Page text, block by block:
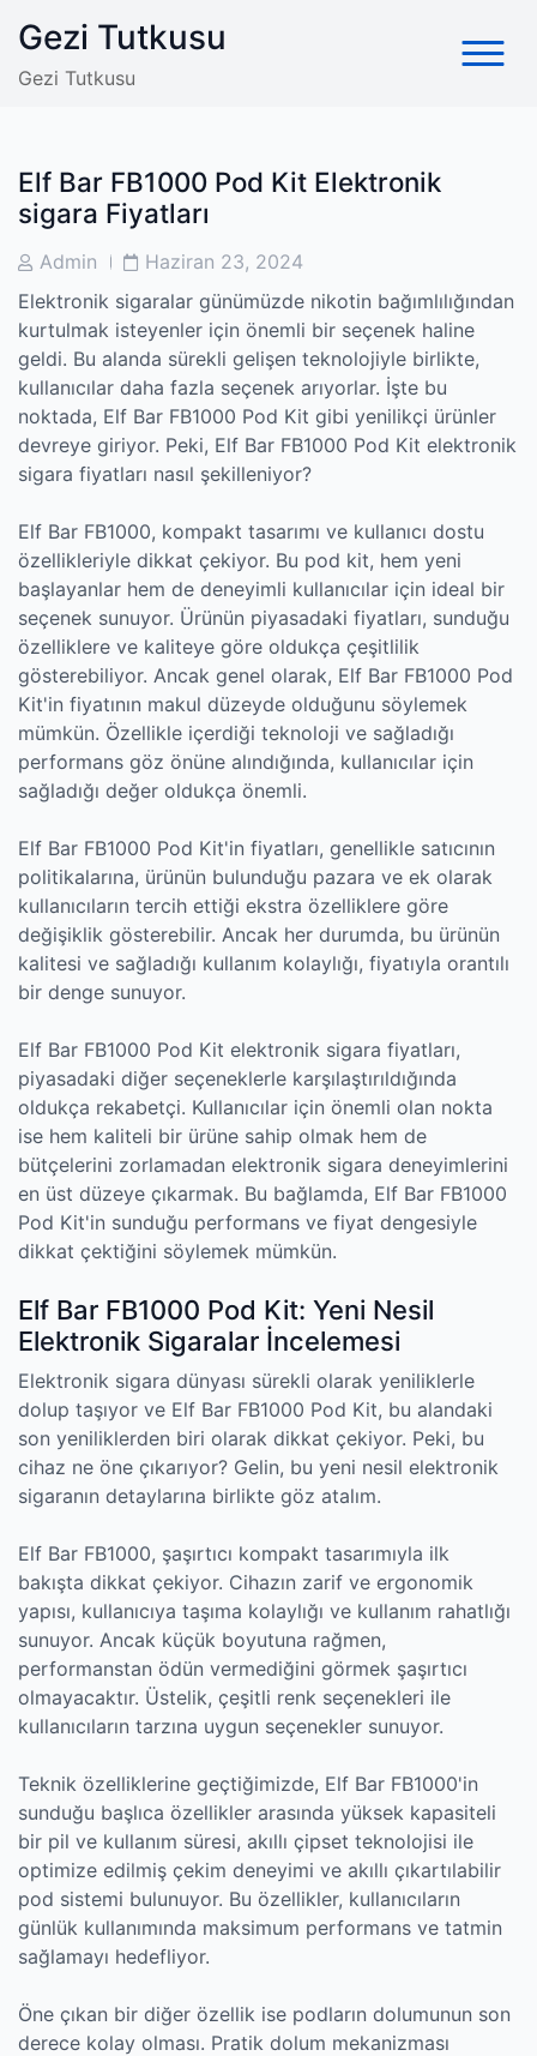
content
Gezi Tutkusu
Gezi Tutkusu
Elf Bar FB1000 Pod Kit Elektronik
sigara Fiyatları
PostAdmin
PostHaziran 23, 2024
Elektronik sigaralar günümüzde nikotin bağımlılığından
kurtulmak isteyenler için önemli bir seçenek haline
geldi. Bu alanda sürekli gelişen teknolojiyle birlikte,
kullanıcılar daha fazla seçenek arıyorlar. İşte bu
noktada, Elf Bar FB1000 Pod Kit gibi yenilikçi ürünler
devreye giriyor. Peki, Elf Bar FB1000 Pod Kit elektronik
sigara fiyatları nasıl şekilleniyor?
Elf Bar FB1000, kompakt tasarımı ve kullanıcı dostu
özellikleriyle dikkat çekiyor. Bu pod kit, hem yeni
başlayanlar hem de deneyimli kullanıcılar için ideal bir
seçenek sunuyor. Ürünün piyasadaki fiyatları, sunduğu
özelliklere ve kaliteye göre oldukça çeşitlilik
gösterebiliyor. Ancak genel olarak, Elf Bar FB1000 Pod
Kit'in fiyatının makul düzeyde olduğunu söylemek
mümkün. Özellikle içerdiği teknoloji ve sağladığı
performans göz önüne alındığında, kullanıcılar için
sağladığı değer oldukça önemli.
Elf Bar FB1000 Pod Kit'in fiyatları, genellikle satıcının
politikalarına, ürünün bulunduğu pazara ve ek olarak
kullanıcıların tercih ettiği ekstra özelliklere göre
değişiklik gösterebilir. Ancak her durumda, bu ürünün
kalitesi ve sağladığı kullanım kolaylığı, fiyatıyla orantılı
bir denge sunuyor.
Elf Bar FB1000 Pod Kit elektronik sigara fiyatları,
piyasadaki diğer seçeneklerle karşılaştırıldığında
oldukça rekabetçi. Kullanıcılar için önemli olan nokta
ise hem kaliteli bir ürüne sahip olmak hem de
bütçelerini zorlamadan elektronik sigara deneyimlerini
en üst düzeye çıkarmak. Bu bağlamda, Elf Bar FB1000
Pod Kit'in sunduğu performans ve fiyat dengesiyle
dikkat çektiğini söylemek mümkün.
Elf Bar FB1000 Pod Kit: Yeni Nesil
Elektronik Sigaralar İncelemesi
Elektronik sigara dünyası sürekli olarak yeniliklerle
dolup taşıyor ve Elf Bar FB1000 Pod Kit, bu alandaki
son yeniliklerden biri olarak dikkat çekiyor. Peki, bu
cihaz ne öne çıkarıyor? Gelin, bu yeni nesil elektronik
sigaranın detaylarına birlikte göz atalım.
Elf Bar FB1000, şaşırtıcı kompakt tasarımıyla ilk
bakışta dikkat çekiyor. Cihazın zarif ve ergonomik
yapısı, kullanıcıya taşıma kolaylığı ve kullanım rahatlığı
sunuyor. Ancak küçük boyutuna rağmen,
performanstan ödün vermediğini görmek şaşırtıcı
olmayacaktır. Üstelik, çeşitli renk seçenekleri ile
kullanıcıların tarzına uygun seçenekler sunuyor.
Teknik özelliklerine geçtiğimizde, Elf Bar FB1000'in
sunduğu başlıca özellikler arasında yüksek kapasiteli
bir pil ve kullanım süresi, akıllı çipset teknolojisi ile
optimize edilmiş çekim deneyimi ve akıllı çıkartılabilir
pod sistemi bulunuyor. Bu özellikler, kullanıcıların
günlük kullanımında maksimum performans ve tatmin
sağlamayı hedefliyor.
Öne çıkan bir diğer özellik ise podların dolumunun son
derece kolay olması. Pratik dolum mekanizması